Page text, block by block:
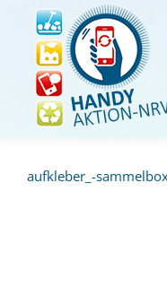
aufkleber_-